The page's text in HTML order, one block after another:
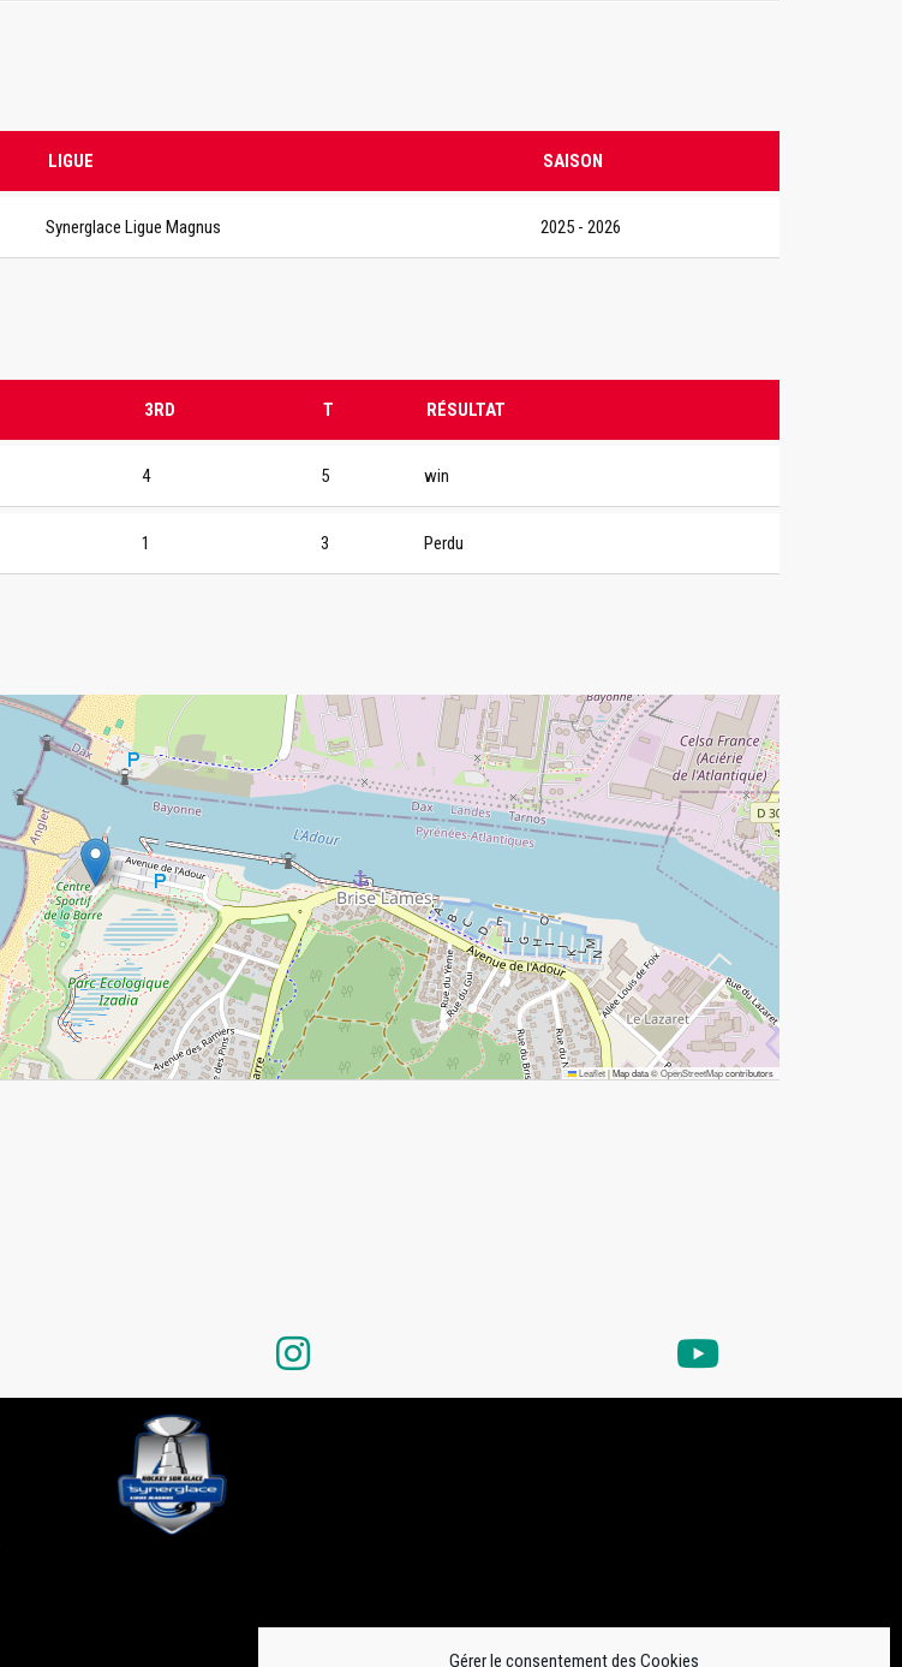
Gérer le consentement des Cookies
LIGUE SAISON
Synerglace Ligue Magnus 2025 - 2026
3RD T RÉSULTAT
4 5 win
1 3 Perdu
Leaflet|Map data ©OpenStreetMapcontributors